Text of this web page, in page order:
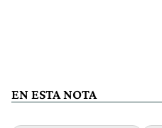
EN ESTA NOTA